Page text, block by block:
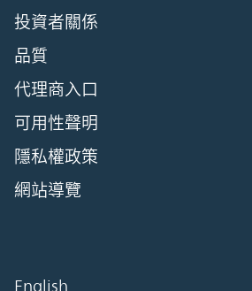
投資者關係
品質
代理商入口
可用性聲明
隱私權政策
網站導覽
English